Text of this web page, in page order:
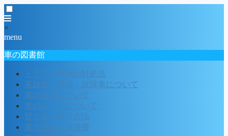
×
menu
車の図書館
トラブル事例や対処法
事故車・廃車・故障車について
車の保険について
車のローンについて
賢く車を買う方法
車の税金と維持費